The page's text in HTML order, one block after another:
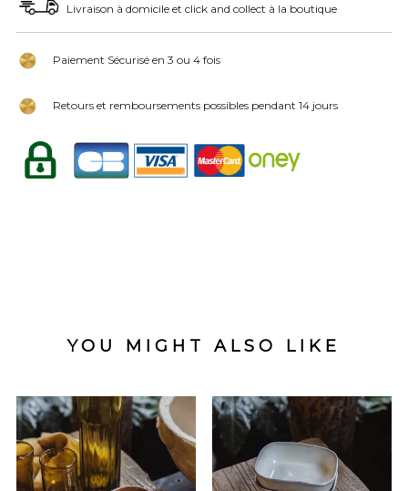
Livraison à domicile et click and collect à la boutique
Paiement Sécurisé en 3 ou 4 fois
Retours et remboursements possibles pendant 14 jours
YOU MIGHT ALSO LIKE